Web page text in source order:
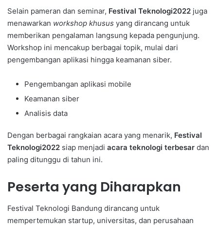
Selain pameran dan seminar, Festival Teknologi2022 juga
menawarkan workshop khusus yang dirancang untuk
memberikan pengalaman langsung kepada pengunjung.
Workshop ini mencakup berbagai topik, mulai dari
pengembangan aplikasi hingga keamanan siber.
Pengembangan aplikasi mobile
Keamanan siber
Analisis data
Dengan berbagai rangkaian acara yang menarik, Festival
Teknologi2022 siap menjadi acara teknologi terbesar dan
paling ditunggu di tahun ini.
Peserta yang Diharapkan
Festival Teknologi Bandung dirancang untuk
mempertemukan startup, universitas, dan perusahaan